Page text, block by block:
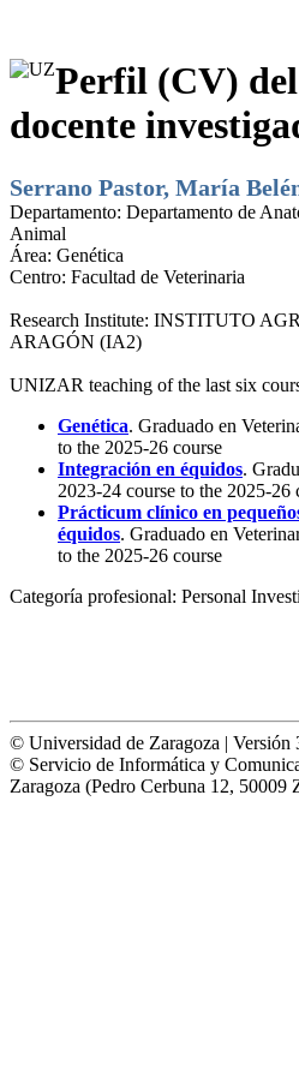
Perfil (CV)
docente
Serrano Pastor, María
Departamento: Departamento de
Animal
Área: Genética
Centro: Facultad de Veterinaria
Research Institute: INSTITUTO
ARAGÓN (IA2)
UNIZAR teaching of the last six
Genética. Graduado en
to the 2025-26 course
Integración en équidos.
2023-24 course to the 2025-26
Prácticum clínico en
équidos. Graduado en
to the 2025-26 course
Categoría profesional: Personal
© Universidad de Zaragoza | Versión
© Servicio de Informática y
Zaragoza (Pedro Cerbuna 12,